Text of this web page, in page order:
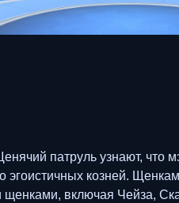
патруль узнают, что
эгоистичных козней.
включая Чейза,